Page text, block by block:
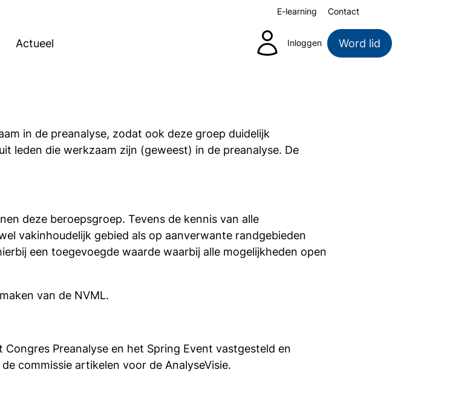
Actueel Inloggen Word lid
E-learning Contact
in de preanalyse, zodat ook deze groep duidelijk
leden die werkzaam zijn (geweest) in de preanalyse. De
deze beroepsgroep. Tevens de kennis van alle
vakinhoudelijk gebied als op aanverwante randgebieden
een toegevoegde waarde waarbij alle mogelijkheden open
van de NVML.
Preanalyse en het Spring Event vastgesteld en
commissie artikelen voor de AnalyseVisie.